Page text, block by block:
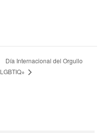
Día Internacional del Orgullo
LGBTIQ+